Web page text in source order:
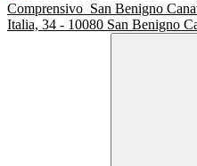
Comprensivo San Benigno
Italia, 34 - 10080 San Benigno